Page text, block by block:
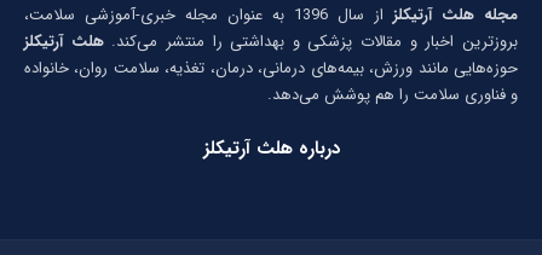
مجله هلث آرتیکلز
از سال 1396 به عنوان مجله خبری-آموزشی سلامت،
بروزترین اخبار و مقالات پزشکی و بهداشتی را منتشر می‌کند.هلث آرتیکلز
حوزه‌هایی مانند ورزش، بیمه‌های درمانی، درمان، تغذیه، سلامت روان، خانواده
و فناوری سلامت را هم پوشش می‌دهد.
درباره هلث آرتیکلز